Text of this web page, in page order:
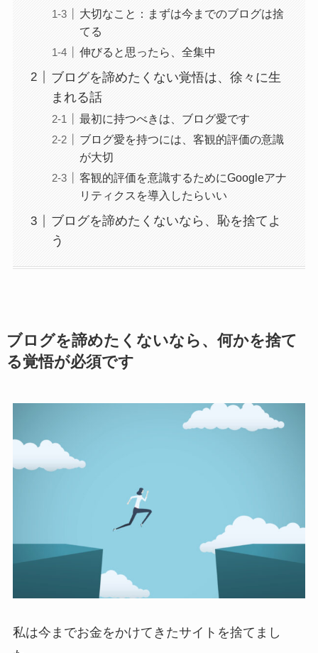
大切なこと：まずは今までのブログは捨
てる
伸びると思ったら、全集中
ブログを諦めたくない覚悟は、徐々に生
まれる話
最初に持つべきは、ブログ愛です
ブログ愛を持つには、客観的評価の意識
が大切
客観的評価を意識するためにGoogleアナ
リティクスを導入したらいい
ブログを諦めたくないなら、恥を捨てよ
う
ブログを諦めたくないなら、何かを捨て
る覚悟が必須です
私は今までお金をかけてきたサイトを捨てまし